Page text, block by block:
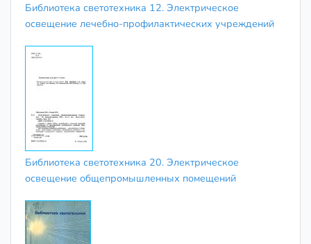
Библиотека светотехника 12. Электрическое
освещение лечебно-профилактических учреждений
Библиотека светотехника 20. Электрическое
освещение общепромышленных помещений